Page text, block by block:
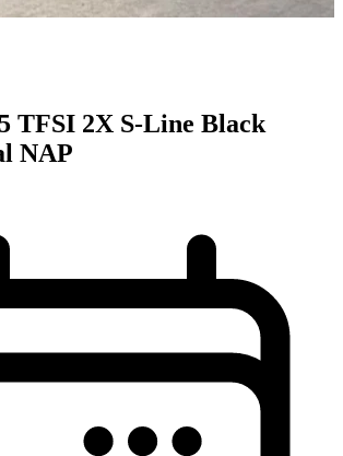
TFSI 2X S-Line Black
NAP